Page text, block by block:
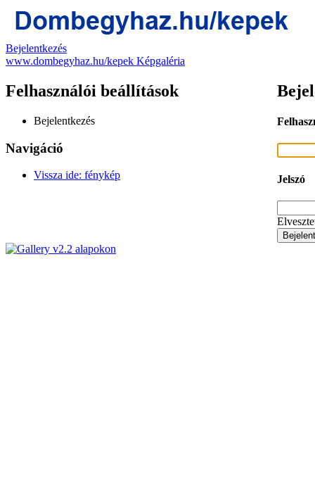
Bejelentkezés
www.dombegyhaz.hu/kepek Képgaléria
Felhasználói beállítások
Bejelentkezés
Navigáció
Vissza ide: fénykép Jelszó